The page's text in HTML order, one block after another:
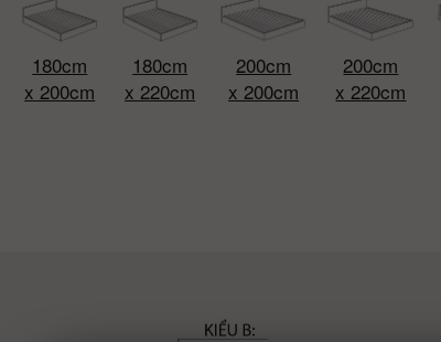
180cm
x 200cm
180cm
x 220cm
200cm
x 200cm
200cm
x 220cm